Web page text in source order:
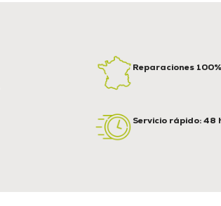
Reparaciones
Servicio rápido: 48